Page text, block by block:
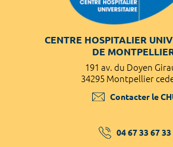
CENTRE HOSPITALIER
DE
191 av. du Doyen
34295 Montpellier
Contacter le
04 67 33 67 33